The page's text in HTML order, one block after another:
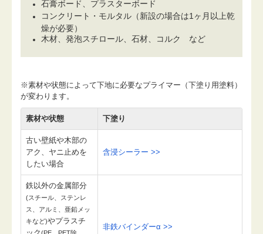
石膏ボード、プラスターボード
コンクリート・モルタル（新設の場合は1ヶ月以上乾
燥が必要）
木材、発泡スチロール、石材、コルク など
※素材や状態によって下地に必要なプライマー（下塗り用塗料）
が変わります。
素材や状態 下塗り
古い壁紙や木部の
アク、ヤニ止めを
したい場合
含浸シーラー >>
鉄以外の金属部分
(スチール、ステンレ
ス、アルミ、亜鉛メッ
キなど)やプラスチ
非鉄バインダーα >>